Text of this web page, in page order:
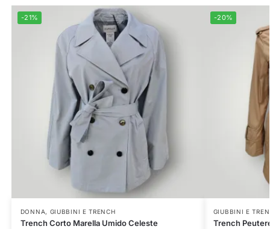
-21%
DONNA, GIUBBINI E TRENCH
Trench Corto Marella Umido Celeste
-20%
GIUBBINI E
Trench